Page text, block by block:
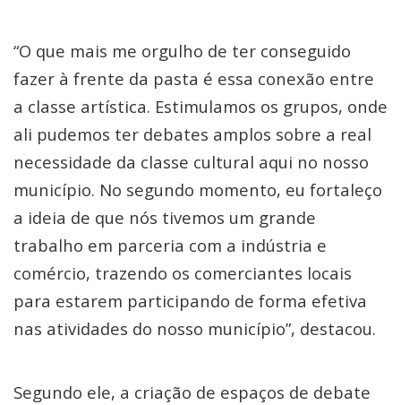
“O que mais me orgulho de ter conseguido
fazer à frente da pasta é essa conexão entre
a classe artística. Estimulamos os grupos, onde
ali pudemos ter debates amplos sobre a real
necessidade da classe cultural aqui no nosso
município. No segundo momento, eu fortaleço
a ideia de que nós tivemos um grande
trabalho em parceria com a indústria e
comércio, trazendo os comerciantes locais
para estarem participando de forma efetiva
nas atividades do nosso município”, destacou.
Segundo ele, a criação de espaços de debate